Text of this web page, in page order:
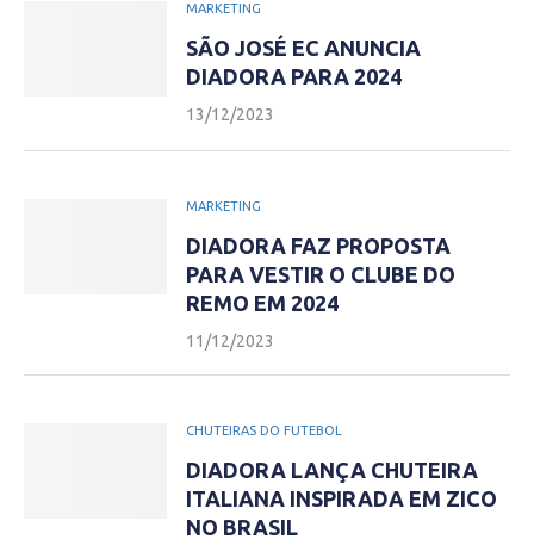
MARKETING
SÃO JOSÉ EC ANUNCIA
DIADORA PARA 2024
13/12/2023
MARKETING
DIADORA FAZ PROPOSTA
PARA VESTIR O CLUBE DO
REMO EM 2024
11/12/2023
CHUTEIRAS DO FUTEBOL
DIADORA LANÇA CHUTEIRA
ITALIANA INSPIRADA EM ZICO
NO BRASIL